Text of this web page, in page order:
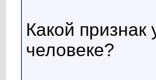
Какой
человеке?